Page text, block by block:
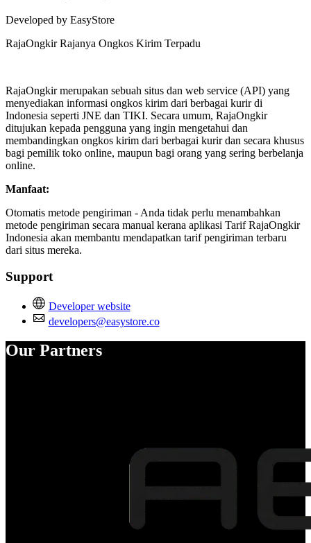
Developed by EasyStore
RajaOngkir Rajanya Ongkos Kirim Terpadu
RajaOngkir merupakan sebuah situs dan web service (API) yang
menyediakan informasi ongkos kirim dari berbagai kurir di
Indonesia seperti JNE dan TIKI. Secara umum, RajaOngkir
ditujukan kepada pengguna yang ingin mengetahui dan
membandingkan ongkos kirim dari berbagai kurir dan secara khusus
bagi pemilik toko online, maupun bagi orang yang sering berbelanja
online.
Manfaat:
Otomatis metode pengiriman - Anda tidak perlu menambahkan
metode pengiriman secara manual kerana aplikasi Tarif RajaOngkir
Indonesia akan membantu mendapatkan tarif pengiriman terbaru
dari situs mereka.
Support
Developer website
developers@easystore.co
Our Partners